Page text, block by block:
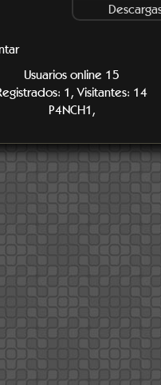
Usuarios online 15
1, Visitantes: 14
P4NCH1,